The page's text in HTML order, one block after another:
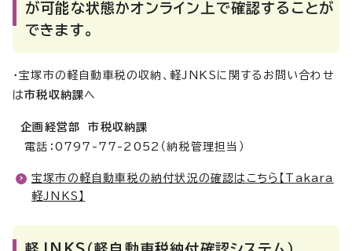
が可能な状態かオンライン上で確認することが
できます。
・宝塚市の軽自動車税の収納、軽JNKSに関するお問い合わせ
は市税収納課へ
企画経営部 市税収納課
電話：0797-77-2052（納税管理担当）
宝塚市の軽自動車税の納付状況の確認はこちら【Takara
軽JNKS】